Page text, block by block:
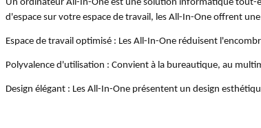
Un ordinateur All-In-One est une solution informatique tout-
d'espace sur votre espace de travail, les All-In-One offrent
Espace de travail optimisé : Les All-In-One réduisent
Polyvalence d'utilisation : Convient à la bureautique, au
Design élégant : Les All-In-One présentent un design